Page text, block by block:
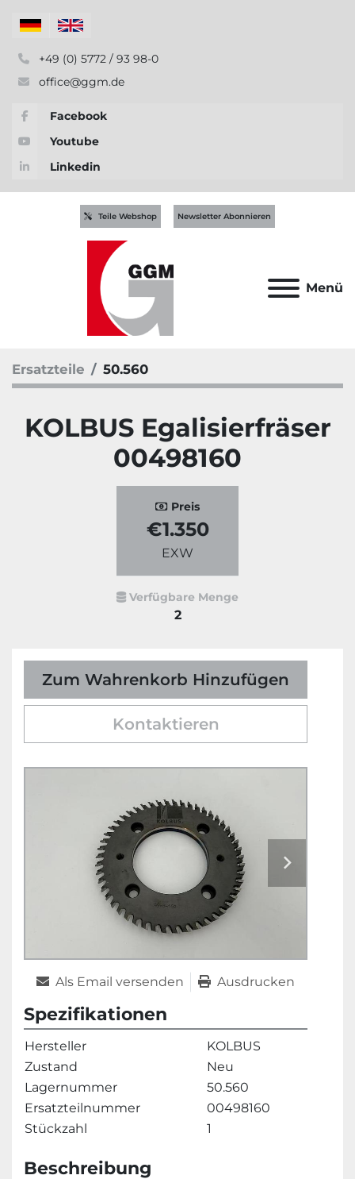
+49 (0) 5772 / 93 98-0
office@ggm.de
Facebook
Youtube
Linkedin
Menü
Teile Webshop Newsletter Abonnieren
Ersatzteile 50.560
KOLBUS Egalisierfräser
00498160
Preis
€1.350
EXW
Verfügbare Menge
2
Zum Wahrenkorb Hinzufügen
Kontaktieren
Als Email versenden Ausdrucken
Spezifikationen
Hersteller
KOLBUS
Zustand
Neu
Lagernummer
50.560
Ersatzteilnummer
00498160
Stückzahl
1
Beschreibung